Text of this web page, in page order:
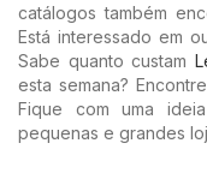
catálogos também
Está interessado em
Sabe quanto custam
esta semana?
Fique com uma
pequenas e grandes